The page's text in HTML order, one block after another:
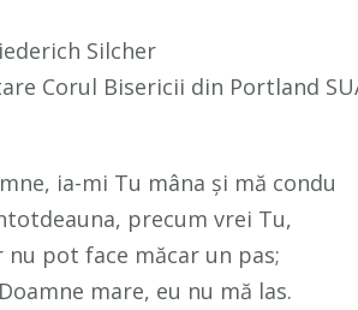
Silcher
Corul Bisericii din Portland
ia-mi Tu mâna şi mă condu
precum vrei Tu,
nu pot face măcar un pas;
mare, eu nu mă las.